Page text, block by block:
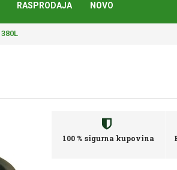
RASPRODAJA NOVO
100 % sigurna kupovina